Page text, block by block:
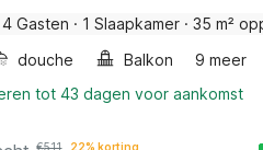
4 Gasten · 1 Slaapkamer · 35 m²
douche Balkon
9 meer
tot 43 dagen voor aankomst
€511 22% korting